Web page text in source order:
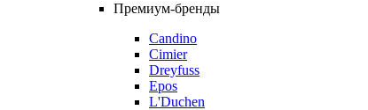
Премиум-бренды
Candino
Cimier
Dreyfuss
Epos
L'Duchen